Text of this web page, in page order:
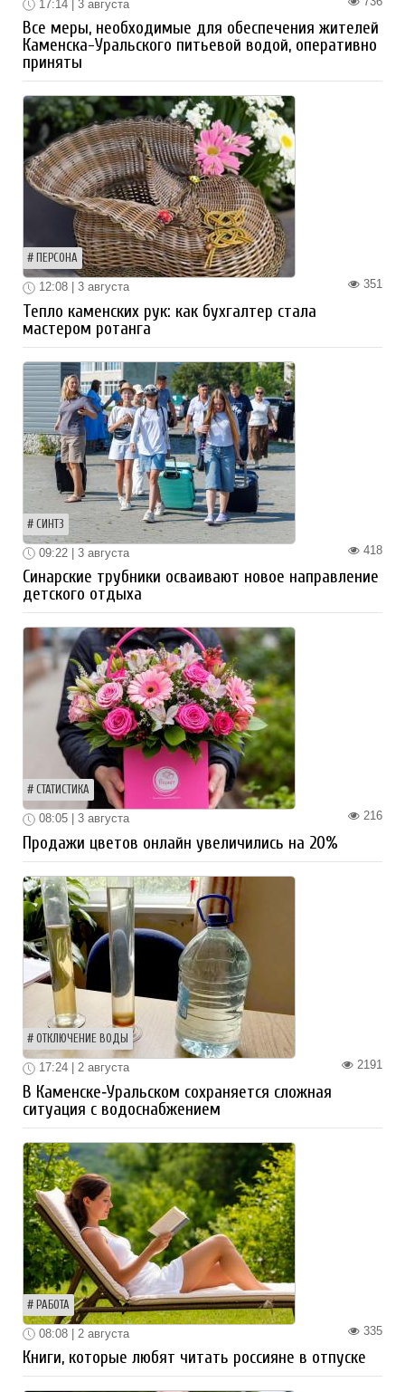
17:14 | 3 августа
Все меры, необходимые для обеспечения жителей
Каменска-Уральского питьевой водой, оперативно
приняты
ПЕРСОНА
351
12:08 | 3 августа
Тепло каменских рук: как бухгалтер стала
мастером ротанга
СИНТЗ
418
09:22 | 3 августа
Синарские трубники осваивают новое направление
детского отдыха
СТАТИСТИКА
216
08:05 | 3 августа
Продажи цветов онлайн увеличились на 20%
ОТКЛЮЧЕНИЕ ВОДЫ
2191
17:24 | 2 августа
В Каменске‑Уральском сохраняется сложная
ситуация с водоснабжением
РАБОТА
335
08:08 | 2 августа
Книги, которые любят читать россияне в отпуске